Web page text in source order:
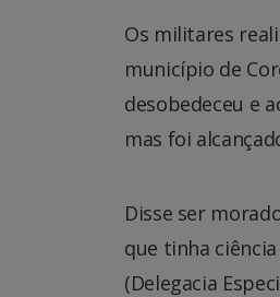
Os militares
município de
desobedeceu e
mas foi
Disse ser
que tinha
(Delegacia